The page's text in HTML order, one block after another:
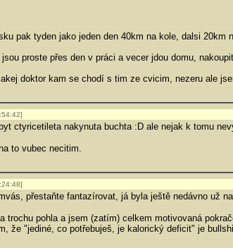
pak tyden jako jeden den 40km na kole, dalsi
proste přes den v práci a vecer jdou domu,
doktor kam se chodí s tim ze cvicim, nezeru ale
ctyricetileta nakynuta buchta :D ale nejak k tomu
to vubec necitim.
přestaňte fantazírovat, já byla ještě nedávno už
trochu pohla a jsem (zatím) celkem motivovaná
že "jediné, co potřebuješ, je kalorický deficit" je